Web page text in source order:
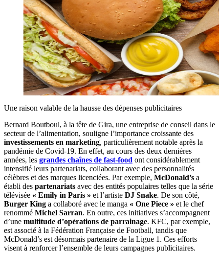
Une raison valable de la hausse des dépenses publicitaires
Bernard Boutboul, à la tête de Gira, une entreprise de conseil dans le
secteur de l’alimentation, souligne l’importance croissante des
investissements en marketing, particulièrement notable après la
pandémie de Covid-19. En effet, au cours des deux dernières
années, les grandes chaînes de fast-food ont considérablement
intensifié leurs partenariats, collaborant avec des personnalités
célèbres et des marques licenciées. Par exemple, McDonald’s a
établi des partenariats avec des entités populaires telles que la série
télévisée « Emily in Paris » et l’artiste DJ Snake. De son côté,
Burger King a collaboré avec le manga « One Piece » et le chef
renommé Michel Sarran. En outre, ces initiatives s’accompagnent
d’une multitude d’opérations de parrainage. KFC, par exemple,
est associé à la Fédération Française de Football, tandis que
McDonald’s est désormais partenaire de la Ligue 1. Ces efforts
visent à renforcer l’ensemble de leurs campagnes publicitaires.